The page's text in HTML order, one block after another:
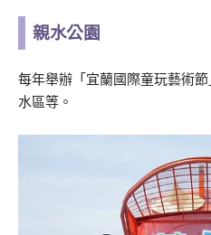
親水公園
每年舉辦「宜蘭國際童玩藝術
水區等。